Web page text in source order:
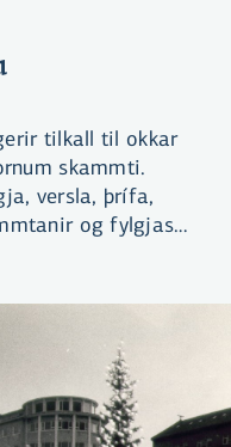
tilkall til okkar
skammti.
versla, þrífa,
og fylgjast
við að finna
í vin – Grýlu.